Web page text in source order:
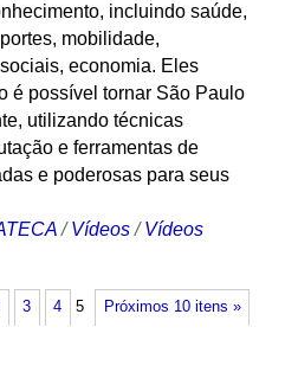
incluindo saúde,
mobilidade,
economia. Eles
é possível tornar São Paulo
utilizando técnicas
e ferramentas de
e poderosas para seus
/Vídeos /Vídeos
Próximos 10 itens »
3 4 5